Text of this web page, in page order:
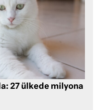
27 ülkede milyona